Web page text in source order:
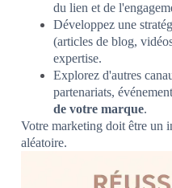
du lien et de
Développez une
(articles de blog,
expertise.
Explorez d'autres
partenariats,
de votre marque.
Votre marketing doit être un
aléatoire.